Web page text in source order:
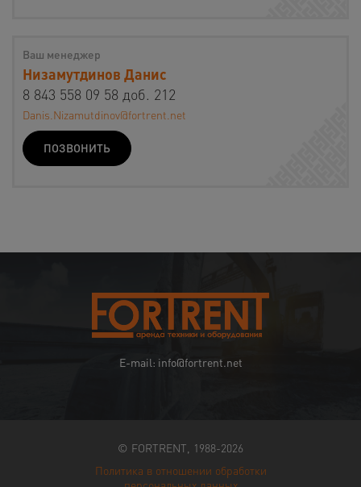
Ваш менеджер
Низамутдинов Данис
8 843 558 09 58 доб. 212
Danis.Nizamutdinov@fortrent.net
ПОЗВОНИТЬ
E-mail: info@fortrent.net
© FORTRENT, 1988-2026
Политика в отношении обработки